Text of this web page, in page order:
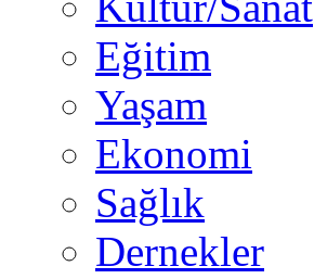
Eğitim
Yaşam
Ekonomi
Sağlık
Dernekler